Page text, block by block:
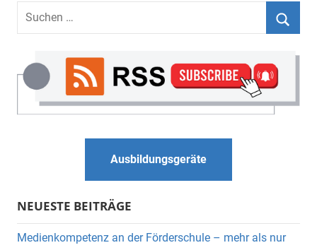
Suchen
nach:
Ausbildungsgeräte
NEUESTE BEITRÄGE
Medienkompetenz an der Förderschule – mehr als nur